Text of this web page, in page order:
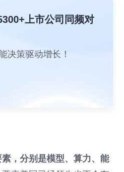
上市公司同频对
决策驱动增长！
，分别是模型、算力、能